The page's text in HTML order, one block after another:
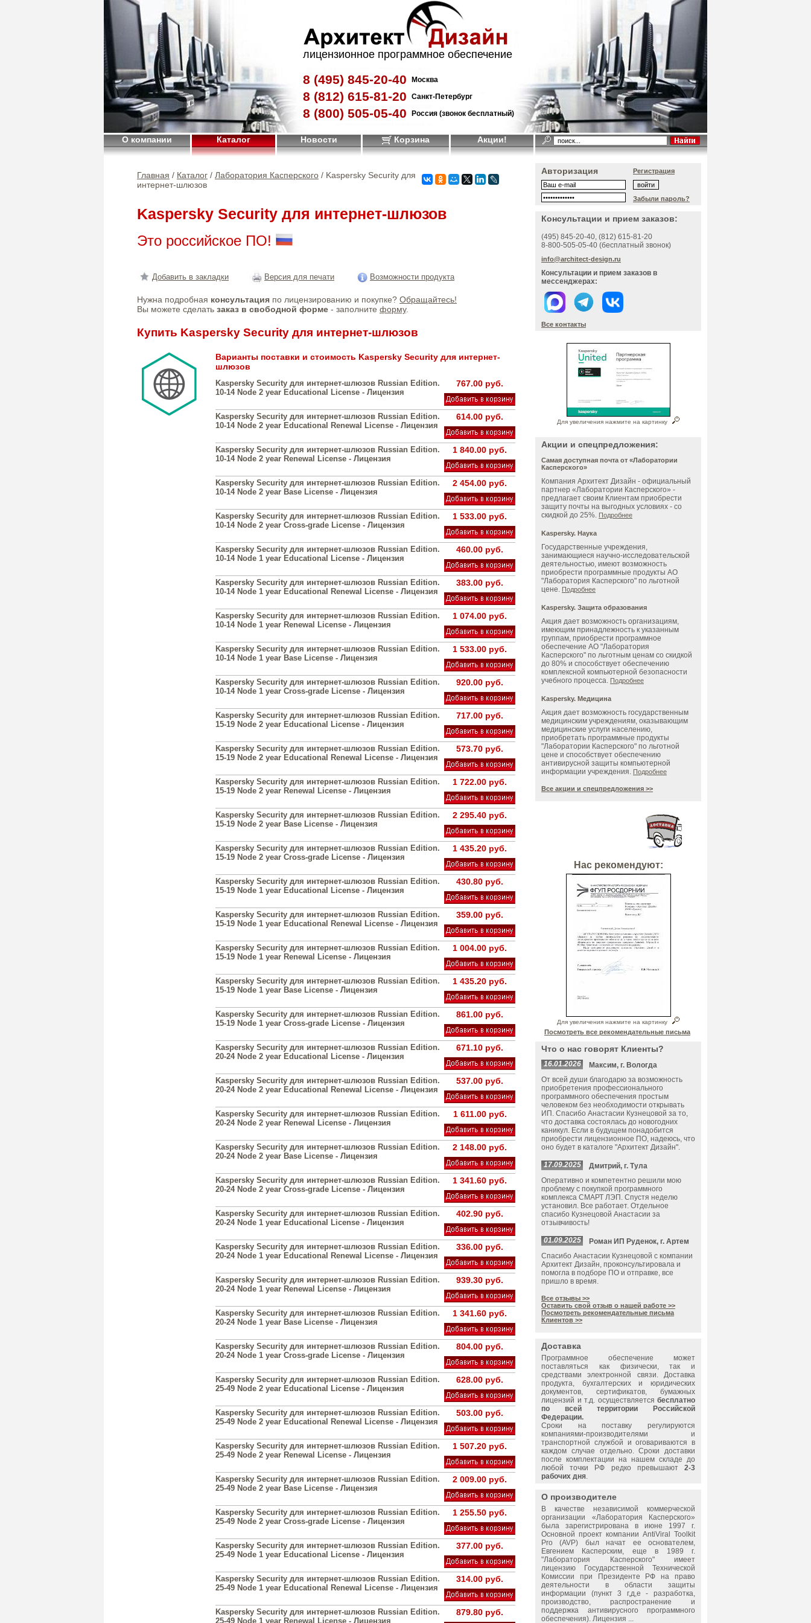
лицензионное программное обеспечение
8 (495) 845-20-40 Москва
8 (812) 615-81-20 Санкт-Петербург
8 (800) 505-05-40 Россия (звонок бесплатный)
О компании Каталог Новости Корзина Акции!
Главная / Каталог / Лаборатория Касперского / Kaspersky Security для
интернет-шлюзов
Kaspersky Security для интернет-шлюзов
Это российское ПО!
Добавить в закладки Версия для печати Возможности продукта
Нужна подробная консультация по лицензированию и покупке? Обращайтесь!
Вы можете сделать заказ в свободной форме - заполните форму.
Купить Kaspersky Security для интернет-шлюзов
Варианты поставки и стоимость Kaspersky Security для интернет-
шлюзов
Kaspersky Security для интернет-шлюзов Russian Edition.
10-14 Node 2 year Educational License - Лицензия
767.00 руб.
Kaspersky Security для интернет-шлюзов Russian Edition.
10-14 Node 2 year Educational Renewal License - Лицензия
614.00 руб.
Kaspersky Security для интернет-шлюзов Russian Edition.
10-14 Node 2 year Renewal License - Лицензия
1 840.00 руб.
Kaspersky Security для интернет-шлюзов Russian Edition.
10-14 Node 2 year Base License - Лицензия
2 454.00 руб.
Kaspersky Security для интернет-шлюзов Russian Edition.
10-14 Node 2 year Cross-grade License - Лицензия
1 533.00 руб.
Kaspersky Security для интернет-шлюзов Russian Edition.
10-14 Node 1 year Educational License - Лицензия
460.00 руб.
Kaspersky Security для интернет-шлюзов Russian Edition.
10-14 Node 1 year Educational Renewal License - Лицензия
383.00 руб.
Kaspersky Security для интернет-шлюзов Russian Edition.
10-14 Node 1 year Renewal License - Лицензия
1 074.00 руб.
Kaspersky Security для интернет-шлюзов Russian Edition.
10-14 Node 1 year Base License - Лицензия
1 533.00 руб.
Kaspersky Security для интернет-шлюзов Russian Edition.
10-14 Node 1 year Cross-grade License - Лицензия
920.00 руб.
Kaspersky Security для интернет-шлюзов Russian Edition.
15-19 Node 2 year Educational License - Лицензия
717.00 руб.
Kaspersky Security для интернет-шлюзов Russian Edition.
15-19 Node 2 year Educational Renewal License - Лицензия
573.70 руб.
Kaspersky Security для интернет-шлюзов Russian Edition.
15-19 Node 2 year Renewal License - Лицензия
1 722.00 руб.
Kaspersky Security для интернет-шлюзов Russian Edition.
15-19 Node 2 year Base License - Лицензия
2 295.40 руб.
Kaspersky Security для интернет-шлюзов Russian Edition.
15-19 Node 2 year Cross-grade License - Лицензия
1 435.20 руб.
Kaspersky Security для интернет-шлюзов Russian Edition.
15-19 Node 1 year Educational License - Лицензия
430.80 руб.
Kaspersky Security для интернет-шлюзов Russian Edition.
15-19 Node 1 year Educational Renewal License - Лицензия
359.00 руб.
Kaspersky Security для интернет-шлюзов Russian Edition.
15-19 Node 1 year Renewal License - Лицензия
1 004.00 руб.
Kaspersky Security для интернет-шлюзов Russian Edition.
15-19 Node 1 year Base License - Лицензия
1 435.20 руб.
Kaspersky Security для интернет-шлюзов Russian Edition.
15-19 Node 1 year Cross-grade License - Лицензия
861.00 руб.
Kaspersky Security для интернет-шлюзов Russian Edition.
20-24 Node 2 year Educational License - Лицензия
671.10 руб.
Kaspersky Security для интернет-шлюзов Russian Edition.
20-24 Node 2 year Educational Renewal License - Лицензия
537.00 руб.
Kaspersky Security для интернет-шлюзов Russian Edition.
20-24 Node 2 year Renewal License - Лицензия
1 611.00 руб.
Kaspersky Security для интернет-шлюзов Russian Edition.
20-24 Node 2 year Base License - Лицензия
2 148.00 руб.
Kaspersky Security для интернет-шлюзов Russian Edition.
20-24 Node 2 year Cross-grade License - Лицензия
1 341.60 руб.
Kaspersky Security для интернет-шлюзов Russian Edition.
20-24 Node 1 year Educational License - Лицензия
402.90 руб.
Kaspersky Security для интернет-шлюзов Russian Edition.
20-24 Node 1 year Educational Renewal License - Лицензия
336.00 руб.
Kaspersky Security для интернет-шлюзов Russian Edition.
20-24 Node 1 year Renewal License - Лицензия
939.30 руб.
Kaspersky Security для интернет-шлюзов Russian Edition.
20-24 Node 1 year Base License - Лицензия
1 341.60 руб.
Kaspersky Security для интернет-шлюзов Russian Edition.
20-24 Node 1 year Cross-grade License - Лицензия
804.00 руб.
Kaspersky Security для интернет-шлюзов Russian Edition.
25-49 Node 2 year Educational License - Лицензия
628.00 руб.
Kaspersky Security для интернет-шлюзов Russian Edition.
25-49 Node 2 year Educational Renewal License - Лицензия
503.00 руб.
Kaspersky Security для интернет-шлюзов Russian Edition.
25-49 Node 2 year Renewal License - Лицензия
1 507.20 руб.
Kaspersky Security для интернет-шлюзов Russian Edition.
25-49 Node 2 year Base License - Лицензия
2 009.00 руб.
Kaspersky Security для интернет-шлюзов Russian Edition.
25-49 Node 2 year Cross-grade License - Лицензия
1 255.50 руб.
Kaspersky Security для интернет-шлюзов Russian Edition.
25-49 Node 1 year Educational License - Лицензия
377.00 руб.
Kaspersky Security для интернет-шлюзов Russian Edition.
25-49 Node 1 year Educational Renewal License - Лицензия
314.00 руб.
Kaspersky Security для интернет-шлюзов Russian Edition.
25-49 Node 1 year Renewal License - Лицензия
879.80 руб.
Авторизация Регистрация
Забыли пароль?
Консультации и прием заказов:
(495) 845-20-40, (812) 615-81-20
8-800-505-05-40 (бесплатный звонок)
info@architect-design.ru
Консультации и прием заказов в
мессенджерах:
Все контакты
Для увеличения нажмите на картинку
Акции и спецпредложения:
Самая доступная почта от «Лаборатории
Касперского»
Компания Архитект Дизайн - официальный
партнер «Лаборатории Касперского» -
предлагает своим Клиентам приобрести
защиту почты на выгодных условиях - со
скидкой до 25%. Подробнее
Kaspersky. Наука
Государственные учреждения,
занимающиеся научно-исследовательской
деятельностью, имеют возможность
приобрести программные продукты АО
"Лаборатория Касперского" по льготной
цене. Подробнее
Kaspersky. Защита образования
Акция дает возможность организациям,
имеющим принадлежность к указанным
группам, приобрести программное
обеспечение АО "Лаборатория
Касперского" по льготным ценам со скидкой
до 80% и способствует обеспечению
комплексной компьютерной безопасности
учебного процесса. Подробнее
Kaspersky. Медицина
Акция дает возможность государственным
медицинским учреждениям, оказывающим
медицинские услуги населению,
приобретать программные продукты
"Лаборатории Касперского" по льготной
цене и способствует обеспечению
антивирусной защиты компьютерной
информации учреждения. Подробнее
Все акции и спецпредложения >>
Нас рекомендуют:
Для увеличения нажмите на картинку
Посмотреть все рекомендательные письма
Что о нас говорят Клиенты?
16.01.2026
Максим, г. Вологда
От всей души благодарю за возможность
приобретения профессионального
программного обеспечения простым
человеком без необходимости открывать
ИП. Спасибо Анастасии Кузнецовой за то,
что доставка состоялась до новогодних
каникул. Если в будущем понадобится
приобрести лицензионное ПО, надеюсь, что
оно будет в каталоге "Архитект Дизайн".
17.09.2025
Дмитрий, г. Тула
Оперативно и компетентно решили мою
проблему с покупкой программного
комплекса СМАРТ ЛЭП. Спустя неделю
установил. Все работает. Отдельное
спасибо Кузнецовой Анастасии за
отзывчивость!
01.09.2025
Роман ИП Руденок, г. Артем
Спасибо Анастасии Кузнецовой с компании
Архитект Дизайн, проконсультировала и
помогла в подборе ПО и отправке, все
пришло в время.
Все отзывы >>
Оставить свой отзыв о нашей работе >>
Посмотреть рекомендательные письма
Клиентов >>
Доставка
Программное обеспечение может
поставляться как физически, так и
средствами электронной связи. Доставка
продукта, бухгалтерских и юридических
документов, сертификатов, бумажных
лицензий и т.д. осуществляется бесплатно
по всей территории Российской
Федерации.
Сроки на поставку регулируются
компаниями-производителями и
транспортной службой и оговариваются в
каждом случае отдельно. Сроки доставки
после комплектации на нашем складе до
любой точки РФ редко превышают 2-3
рабочих дня.
О производителе
В качестве независимой коммерческой
организации «Лаборатория Касперского»
была зарегистрирована в июне 1997 г.
Основной проект компании AntiViral Toolkit
Pro (AVP) был начат ее основателем,
Евгением Касперским, еще в 1989 г.
"Лаборатория Касперского" имеет
лицензию Государственной Технической
Комиссии при Президенте РФ на право
деятельности в области защиты
информации (пункт 3 г,д,е - разработка,
производство, распространение и
поддержка антивирусного программного
обеспечения). Лицензия ...